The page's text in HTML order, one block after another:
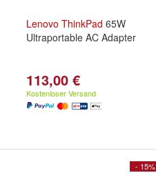
Lenovo ThinkPad 65W
Ultraportable AC Adapter
113,00 €
Kostenloser Versand
- 15%